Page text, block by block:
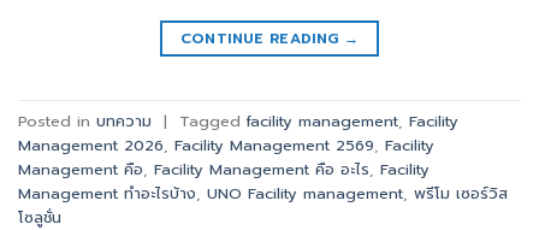
CONTINUE READING →
Posted in บทความ | Taggedfacility management Facility
Management 2026 Facility Management 2569 Facility
Management คือ Facility Management คือ อะไร Facility
Management ทำอะไรบ้าง UNO Facility management พรีโม เซอร์วิส
โซลูชั่น